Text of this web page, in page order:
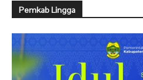
Pemkab Lingga